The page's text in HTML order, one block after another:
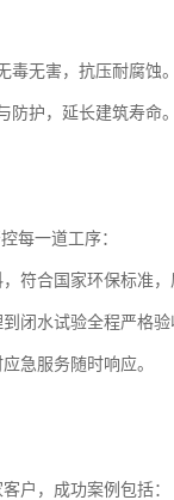
毒无害，抗压耐腐蚀
护，延长建筑寿命。
每一道工序：
符合国家环保标准
闭水试验全程严格
急服务随时响应。
户，成功案例包括：